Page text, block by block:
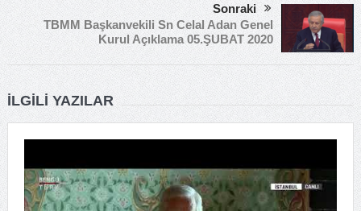
Sonraki
TBMM Başkanvekili Sn Celal Adan Genel
Kurul Açıklama 05.ŞUBAT 2020
İLGILI YAZILAR